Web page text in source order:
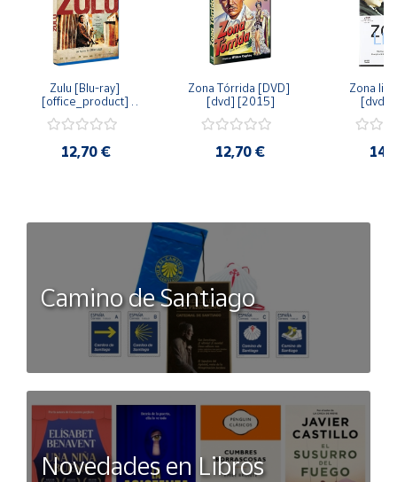
Zulu [Blu-ray]
[office_product]
12,70 €
Zona Tórrida [DVD]
[dvd] [2015]
12,70 €
Zona
[dvd]
Camino de Santiago
Novedades en Libros